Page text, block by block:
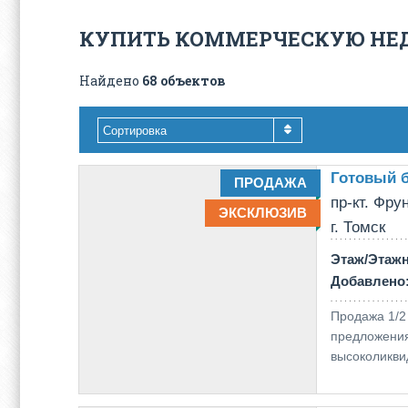
КУПИТЬ КОММЕРЧЕСКУЮ
Найдено 68 объектов
Сортировка
ПРОДАЖА
ЭКСКЛЮЗИВ
Готовый
пр-кт.
г. Томск
Этаж/
Продажа 1/2